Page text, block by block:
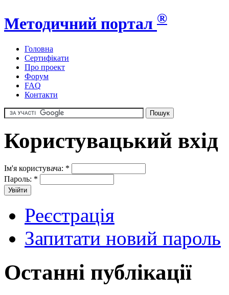
Методичний портал ®
Головна
Сертифікати
Про проект
Форум
FAQ
Контакти
Користувацький вхід
Ім'я користувача: *
Пароль: *
Реєстрація
Запитати новий пароль
Останні публікації